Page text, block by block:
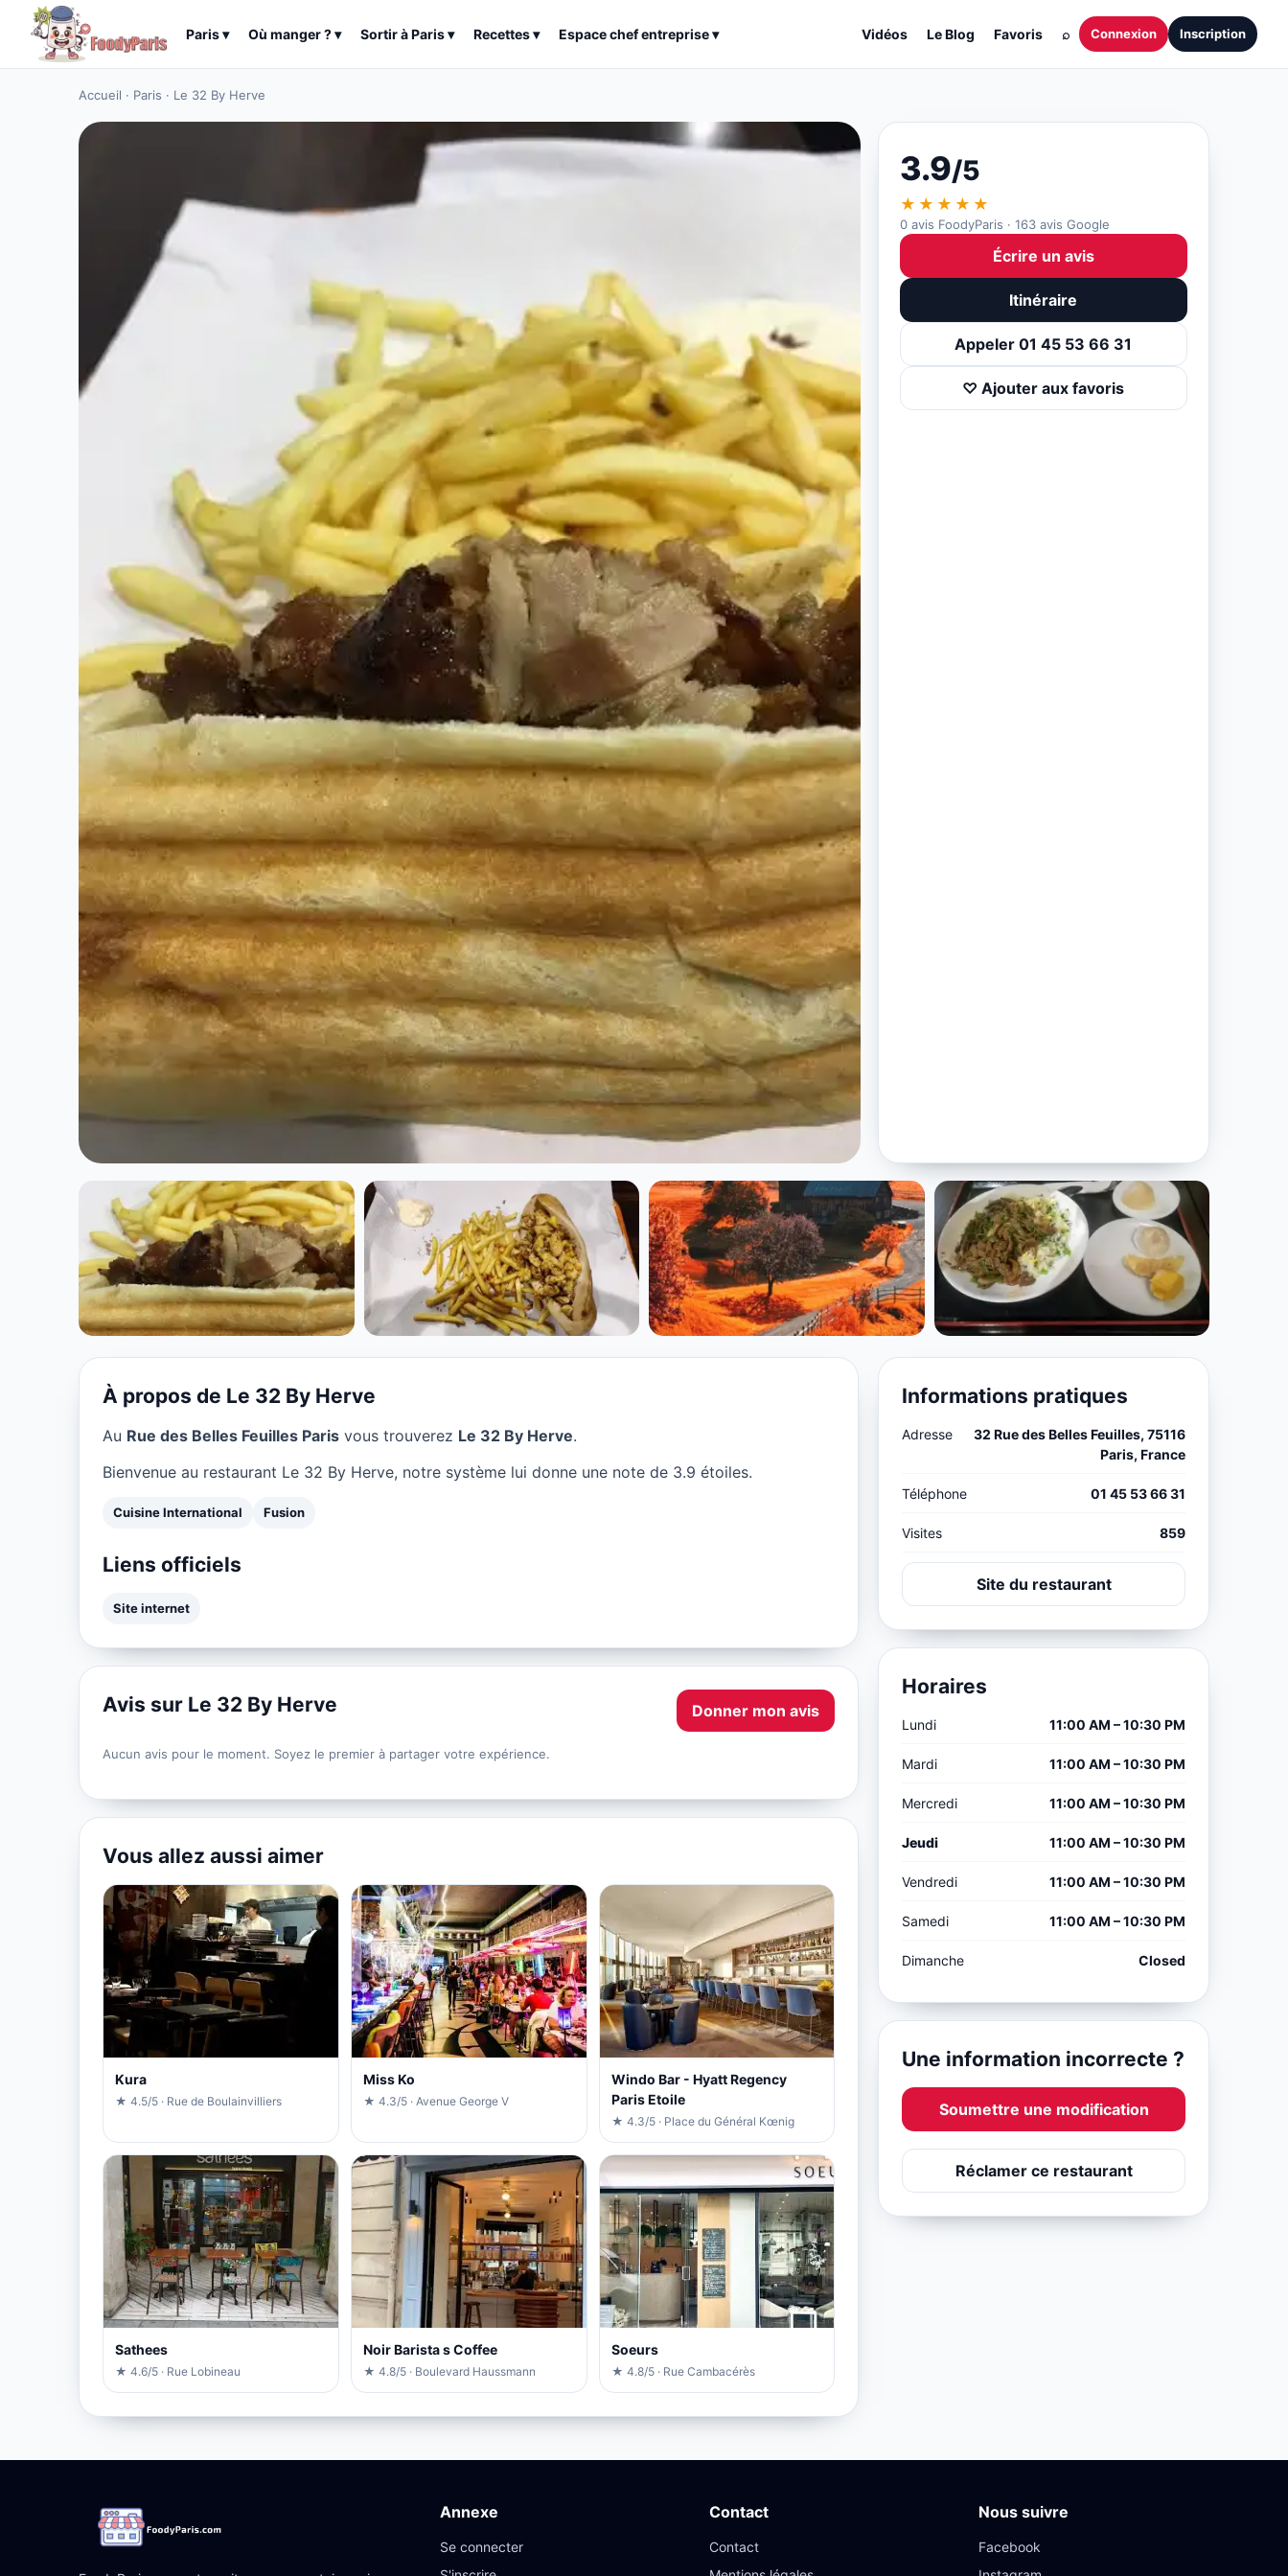
Paris▾ Où manger ?▾ Sortir àParis▾ Recettes▾ Espace chef entreprise▾ Vidéos Le Blog Favoris ⌕ Connexion Inscription
Accueil · Paris · Le 32 By Herve
CUISINE INTERNATIONAL
Le 32 By Herve à Paris
★ 3.9/5
3.9/5
★★★★★
0 avis FoodyParis · 163 avis Google
Écrire un avis
Itinéraire
Appeler 01 45 53 66 31
♡ Ajouter aux favoris
À propos de Le 32 By Herve
Au Rue des Belles Feuilles Paris vous trouverez Le 32 By Herve.
Bienvenue au restaurant Le 32 By Herve, notre système lui donne une note de 3.9 étoiles.
Cuisine International Fusion
Liens officiels
Site internet
Avis sur Le 32 By Herve Donner mon avis
Aucun avis pour le moment. Soyez le premier à partager votre expérience.
Vous allez aussi aimer
Kura
★ 4.5/5 · Rue de Boulainvilliers
Miss Ko
★ 4.3/5 · Avenue George V
Windo Bar - Hyatt Regency
Paris Etoile
★ 4.3/5 · Place du Général Kœnig
Sathees
★ 4.6/5 · Rue Lobineau
Noir Barista s Coffee
★ 4.8/5 · Boulevard Haussmann
Soeurs
★ 4.8/5 · Rue Cambacérès
Informations pratiques
Adresse
32 Rue des Belles Feuilles, 75116
Paris, France
Téléphone 01 45 53 66 31
Visites 859
Site du restaurant
Horaires
Lundi 11:00 AM – 10:30 PM
Mardi 11:00 AM – 10:30 PM
Mercredi 11:00 AM – 10:30 PM
Jeudi 11:00 AM – 10:30 PM
Vendredi 11:00 AM – 10:30 PM
Samedi 11:00 AM – 10:30 PM
Dimanche Closed
Une information incorrecte ?
Soumettre une modification
Réclamer ce restaurant
Annexe
Se connecter
Contact
Contact
Nous suivre
Facebook